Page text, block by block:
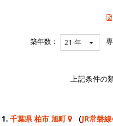
築年数： 21 年
上記条件の
1. 千葉県 柏市 旭町 （JR常磐